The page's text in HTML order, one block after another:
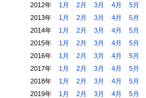
2012年
1月 2月 3月 4月 5月
2013年
1月 2月 3月 4月 5月
2014年
1月 2月 3月 4月 5月
2015年
1月 2月 3月 4月 5月
2016年
1月 2月 3月 4月 5月
2017年
1月 2月 3月 4月 5月
2018年
1月 2月 3月 4月 5月
2019年
1月 2月 3月 4月 5月